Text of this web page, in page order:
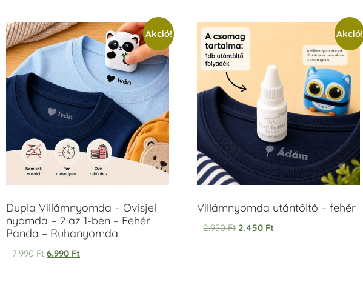
Akció!
Dupla Villámnyomda – Ovisjel
nyomda – 2 az 1-ben – Fehér
Panda – Ruhanyomda
7.990Ft 6.990 Ft
Akció!
Villámnyomda utántöltő – fehér
2.950Ft 2.450 Ft